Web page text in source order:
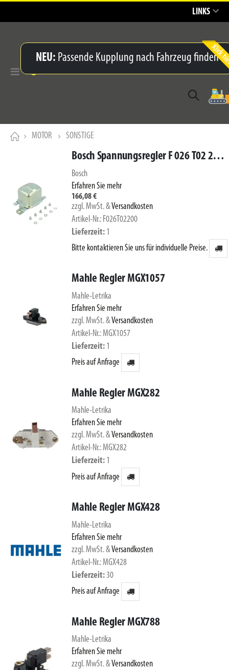
LINKS
Navigation
NEU: Passende Kupplung nach Fahrzeug finden
MOTOR SONSTIGE
Bosch Spannungsregler F 026 T02 200 (11A)
Bosch
Erfahren Sie mehr
166,08 €
zzgl. MwSt.&Versandkosten
Artikel-Nr.: F026T02200
Lieferzeit 1
Bitte kontaktieren Sie uns für individuelle Preise.
Mahle Regler MGX1057
Mahle-Letrika
Erfahren Sie mehr
zzgl. MwSt.&Versandkosten
Artikel-Nr.: MGX1057
Lieferzeit 1
Preis auf Anfrage
Mahle Regler MGX282
Mahle-Letrika
Erfahren Sie mehr
zzgl. MwSt.&Versandkosten
Artikel-Nr.: MGX282
Lieferzeit 1
Preis auf Anfrage
Mahle Regler MGX428
Mahle-Letrika
Erfahren Sie mehr
zzgl. MwSt.&Versandkosten
Artikel-Nr.: MGX428
Lieferzeit 30
Preis auf Anfrage
Mahle Regler MGX788
Mahle-Letrika
Erfahren Sie mehr
zzgl. MwSt.&Versandkosten